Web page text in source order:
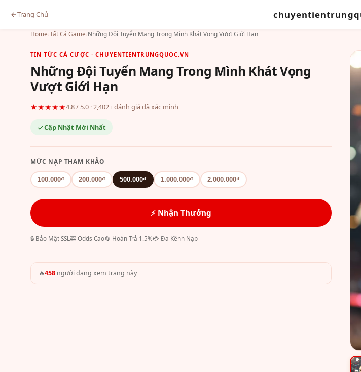
Trang Chủ
Home›Tất Cả Game›Những Đội Tuyển Mang Trong Mình Khát Vọng Vượt Giới Hạn
TIN TỨC CÁ CƯỢC · CHUYENTIENTRUNGQUOC.VN
Những Đội Tuyển Mang Trong Mình Khát Vọng
Vượt Giới Hạn
★★★★★4.8 / 5.0 · 2,402+ đánh giá đã xác minh
Cập Nhật Mới Nhất
MỨC NẠP THAM KHẢO
100.000₫ 200.000₫ 500.000₫ 1.000.000₫ 2.000.000₫
⚡ Nhận Thưởng
🔒 Bảo Mật SSL🎰 Odds Cao🔄 Hoàn Trả 1.5%💳 Đa Kênh Nạp
🔥458 người đang xem trang này